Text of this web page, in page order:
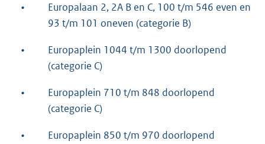
•
Europalaan 2, 2A B en C, 100 t/m 546 even en
93 t/m 101 oneven (categorie B)
•
Europaplein 1044 t/m 1300 doorlopend
(categorie C)
•
Europaplein 710 t/m 848 doorlopend
(categorie C)
•
Europaplein 850 t/m 970 doorlopend